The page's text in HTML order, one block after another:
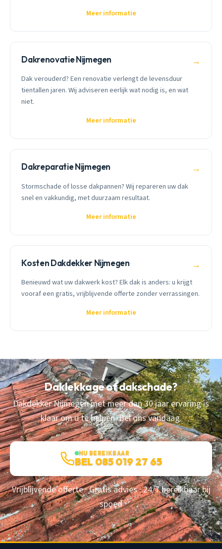
Meer informatie
Dakrenovatie Nijmegen →
Dak verouderd? Een renovatie verlengt de levensduur
tientallen jaren. Wij adviseren eerlijk wat nodig is, en wat
niet.
Meer informatie
Dakreparatie Nijmegen →
Stormschade of losse dakpannen? Wij repareren uw dak
snel en vakkundig, met duurzaam resultaat.
Meer informatie
Kosten Dakdekker Nijmegen →
Benieuwd wat uw dakwerk kost? Elk dak is anders: u krijgt
vooraf een gratis, vrijblijvende offerte zonder verrassingen.
Meer informatie
Daklekkage of dakschade?
Dakdekker Nijmegen met meer dan 30 jaar ervaring is
klaar om u te helpen. Bel ons vandaag.
NU BEREIKBAAR
BEL 085 019 27 65
Vrijblijvende offerte · Gratis advies · 24/7 bereikbaar bij
spoed